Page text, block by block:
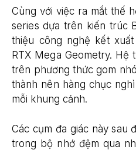
Cùng với việc ra mắt thế
series dựa trên kiến trúc
thiệu công nghệ kết
RTX Mega Geometry. Hệ
trên phương thức gom
thành nên hàng chục
mỗi khung cảnh.
Các cụm đa giác này sau
trong bộ nhớ đệm qua